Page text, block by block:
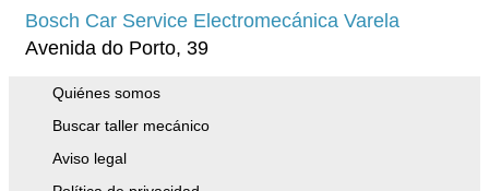
Tarragona
Cádiz
Toledo
Vizcaya
Badajoz
Bosch Car Service Electromecánica Varela
Avenida do Porto, 39
Quiénes somos
Buscar taller mecánico
Aviso legal